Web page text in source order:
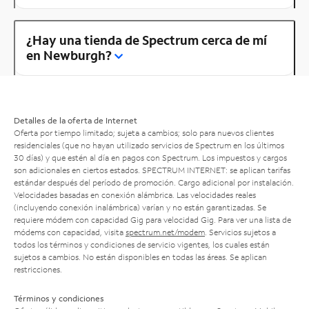
¿Hay una tienda de Spectrum cerca de mí
en Newburgh?
Detalles de la oferta de Internet
Oferta por tiempo limitado; sujeta a cambios; solo para nuevos clientes
residenciales (que no hayan utilizado servicios de Spectrum en los últimos
30 días) y que estén al día en pagos con Spectrum. Los impuestos y cargos
son adicionales en ciertos estados. SPECTRUM INTERNET: se aplican tarifas
estándar después del período de promoción. Cargo adicional por instalación.
Velocidades basadas en conexión alámbrica. Las velocidades reales
(incluyendo conexión inalámbrica) varían y no están garantizadas. Se
requiere módem con capacidad Gig para velocidad Gig. Para ver una lista de
módems con capacidad, visita spectrum.net/modem . Servicios sujetos a
todos los términos y condiciones de servicio vigentes, los cuales están
sujetos a cambios. No están disponibles en todas las áreas. Se aplican
restricciones.
Términos y condiciones